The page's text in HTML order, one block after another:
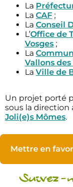
La
La CAF ;
La Conseil
L’Office de
Vosges ;
La
Vallons des
La Ville de
Un projet porté
sous la direction
Joli(e)s Mômes.
Mettre en
Suivez-